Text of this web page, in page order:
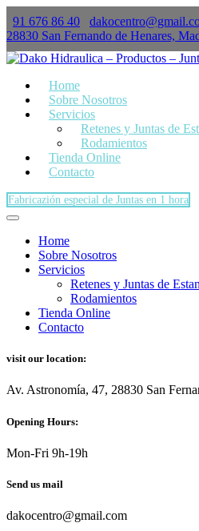
91 676 86 40
28830 San Fernando de Henares,
Home
Sobre Nosotros
Servicios
Retenes y Juntas de
Rodamientos
Tienda Online
Contacto
Fabricazión especial de Juntas en 1 hora
Home
Sobre Nosotros
Servicios
Retenes y Juntas de
Rodamientos
Tienda Online
Contacto
visit our location:
Av. Astronomía, 47, 28830 San
Opening Hours:
Mon-Fri 9h-19h
Send us mail
dakocentro@gmail.com